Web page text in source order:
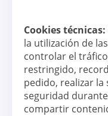
Cookies técnicas:
la utilización de
controlar el
restringido,
pedido, realizar
seguridad
compartir